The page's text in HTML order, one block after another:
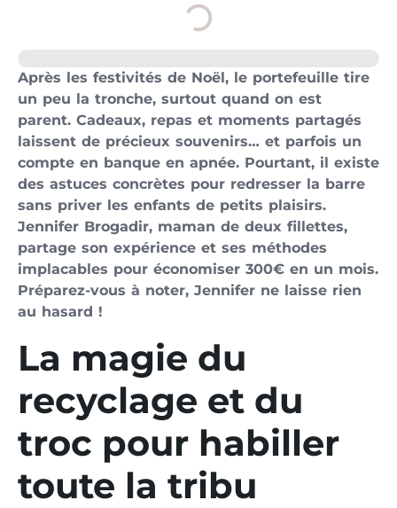
Après les festivités de Noël, le portefeuille tire
un peu la tronche, surtout quand on est
parent. Cadeaux, repas et moments partagés
laissent de précieux souvenirs… et parfois un
compte en banque en apnée. Pourtant, il existe
des astuces concrètes pour redresser la barre
sans priver les enfants de petits plaisirs.
Jennifer Brogadir, maman de deux fillettes,
partage son expérience et ses méthodes
implacables pour économiser 300€ en un mois.
Préparez-vous à noter, Jennifer ne laisse rien
au hasard !
La magie du
recyclage et du
troc pour habiller
toute la tribu